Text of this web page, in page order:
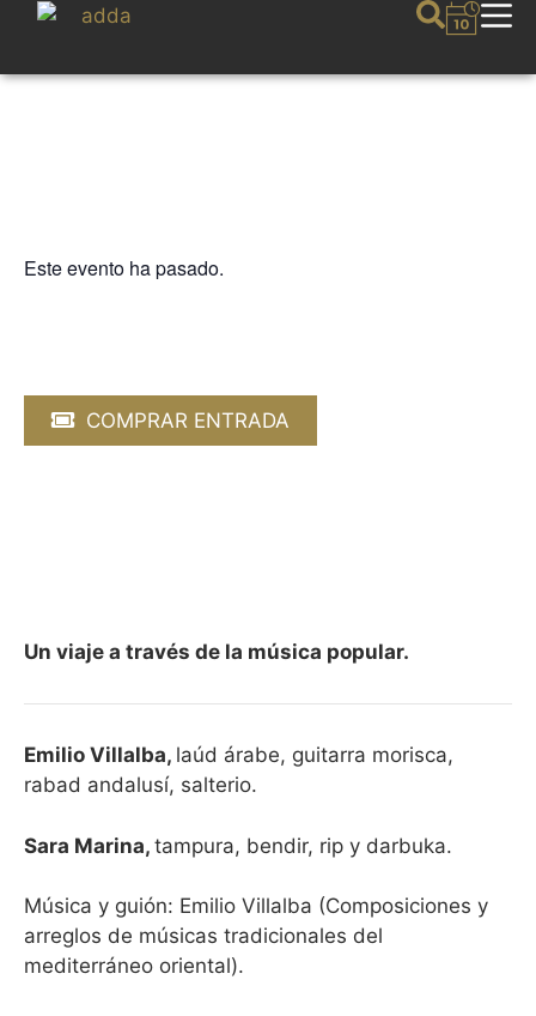
Este evento ha pasado.
COMPRAR ENTRADA
Un viaje a través de la música popular.
Emilio Villalba, laúd árabe, guitarra morisca,
rabad andalusí, salterio.
Sara Marina, tampura, bendir, rip y darbuka.
Música y guión: Emilio Villalba (Composiciones y
arreglos de músicas tradicionales del
mediterráneo oriental).